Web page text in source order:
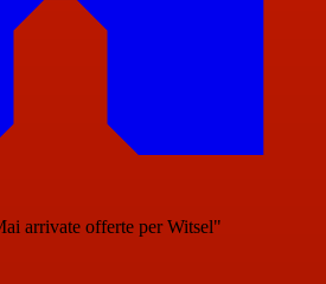
arrivate offerte per Witsel"